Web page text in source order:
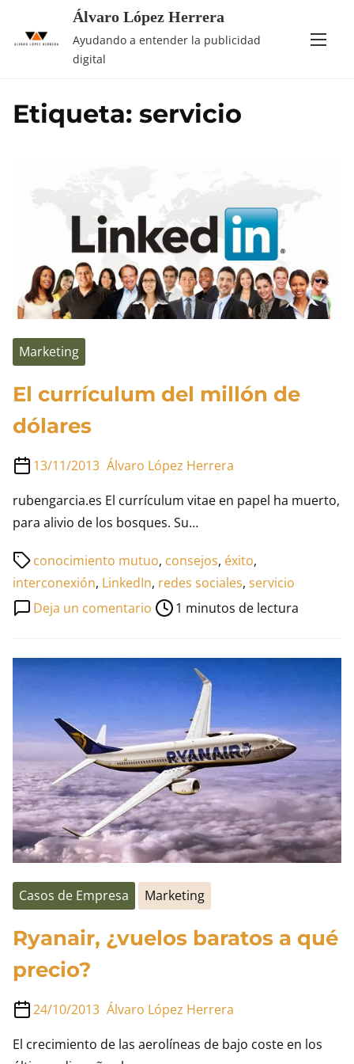
Álvaro López Herrera
Ayudando a entender la publicidad
digital
Etiqueta: servicio
Marketing
El currículum del millón de
dólares
13/11/2013 Álvaro López Herrera
rubengarcia.es El currículum vitae en papel ha muerto,
para alivio de los bosques. Su…
conocimiento mutuo, consejos, éxito,
interconexión, LinkedIn, redes sociales, servicio
Deja un comentario en
dólares
Tiempo
de
lectura
entrada
1 minutos de lectura
Casos de Empresa Marketing
Ryanair, ¿vuelos baratos a qué
precio?
24/10/2013 Álvaro López Herrera
El crecimiento de las aerolíneas de bajo coste en los